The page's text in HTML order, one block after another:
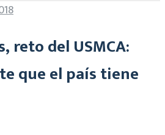
reto del USMCA:
que el país tiene